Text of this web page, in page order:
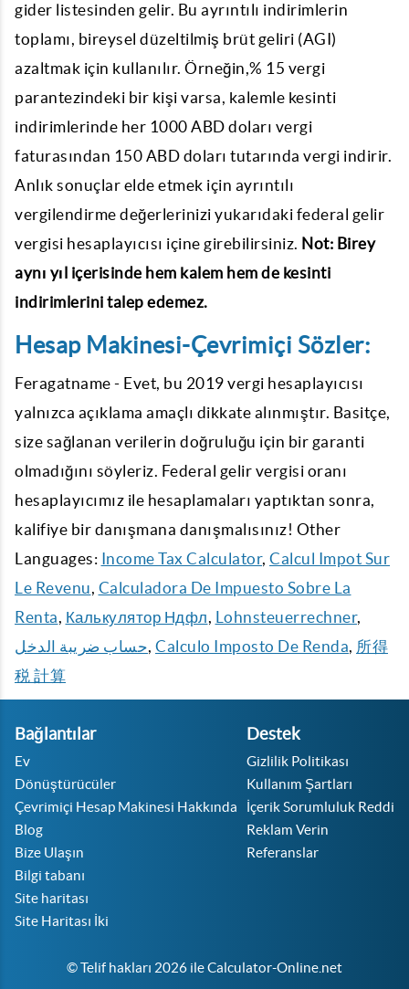
gider listesinden gelir. Bu ayrıntılı indirimlerin
toplamı, bireysel düzeltilmiş brüt geliri (AGI)
azaltmak için kullanılır. Örneğin,% 15 vergi
parantezindeki bir kişi varsa, kalemle kesinti
indirimlerinde her 1000 ABD doları vergi
faturasından 150 ABD doları tutarında vergi indirir.
Anlık sonuçlar elde etmek için ayrıntılı
vergilendirme değerlerinizi yukarıdaki federal gelir
vergisi hesaplayıcısı içine girebilirsiniz. Not: Birey
aynı yıl içerisinde hem kalem hem de kesinti
indirimlerini talep edemez.
Hesap Makinesi-Çevrimiçi Sözler:
Feragatname - Evet, bu 2019 vergi hesaplayıcısı
yalnızca açıklama amaçlı dikkate alınmıştır. Basitçe,
size sağlanan verilerin doğruluğu için bir garanti
olmadığını söyleriz. Federal gelir vergisi oranı
hesaplayıcımız ile hesaplamaları yaptıktan sonra,
kalifiye bir danışmana danışmalısınız! Other
Languages: Income Tax Calculator, Calcul Impot Sur
Le Revenu, Calculadora De Impuesto Sobre La
Renta, Калькулятор Ндфл, Lohnsteuerrechner,
حساب ضريبة الدخل, Calculo Imposto De Renda, 所得
税 計算
Bağlantılar
Ev
Dönüştürücüler
Çevrimiçi Hesap Makinesi Hakkında
Blog
Bize Ulaşın
Bilgi tabanı
Site haritası
Site Haritası İki
Destek
Gizlilik Politikası
Kullanım Şartları
İçerik Sorumluluk Reddi
Reklam Verin
Referanslar
© Telif hakları 2026 ile Calculator-Online.net